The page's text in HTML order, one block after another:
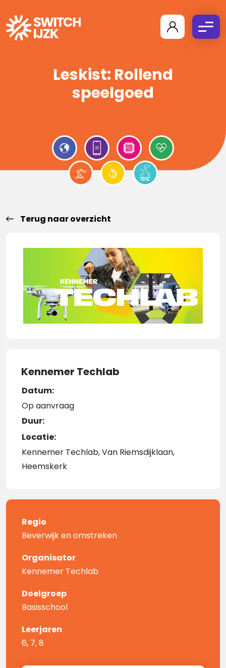
Leskist: Rollend
speelgoed
Terug naar overzicht
Kennemer Techlab
Datum:
Op aanvraag
Duur:
Locatie:
Kennemer Techlab, Van Riemsdijklaan,
Heemskerk
Regio
Beverwijk en omstreken
Organisator
Kennemer Techlab
Doelgroep
Basisschool
Leerjaren
6, 7, 8